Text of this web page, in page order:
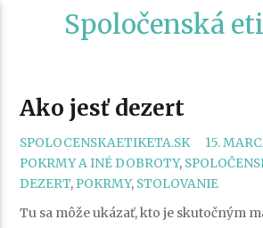
Spoločenská
Ako jesť dezert
SPOLOCENSKAETIKETA.SK 15.
POKRMY A INÉ DOBROTY,
DEZERT, POKRMY, STOLOVANIE
Tu sa môže ukázať, kto je skutočným